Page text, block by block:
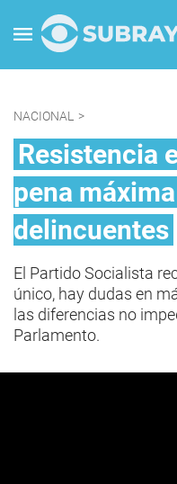
NACIONAL >
Resistencia
pena
delincuentes
El Partido Socialista
único, hay dudas en
las diferencias no
Parlamento.